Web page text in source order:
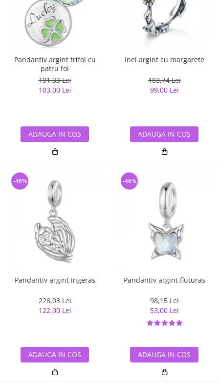
Pandantiv argint trifoi cu
patru foi
191,33 Lei
103,00 Lei
ADAUGA IN COS
Inel argint cu margarete
183,74 Lei
99,00 Lei
ADAUGA IN COS
Pandantiv argint ingeras
226,03 Lei
122,00 Lei
-46%
ADAUGA IN COS
Pandantiv argint fluturas
98,15 Lei
53,00 Lei
-46%
ADAUGA IN COS